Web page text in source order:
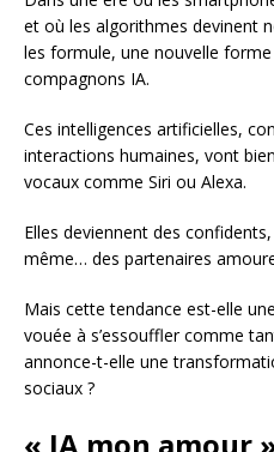
et où les algorithmes devinent
les formule, une nouvelle
compagnons IA.
Ces intelligences artificielles,
interactions humaines, vont
vocaux comme Siri ou Alexa.
Elles deviennent des
même… des partenaires
Mais cette tendance est-elle
vouée à s’essouffler comme
annonce-t-elle une
sociaux ?
« IA mon amour